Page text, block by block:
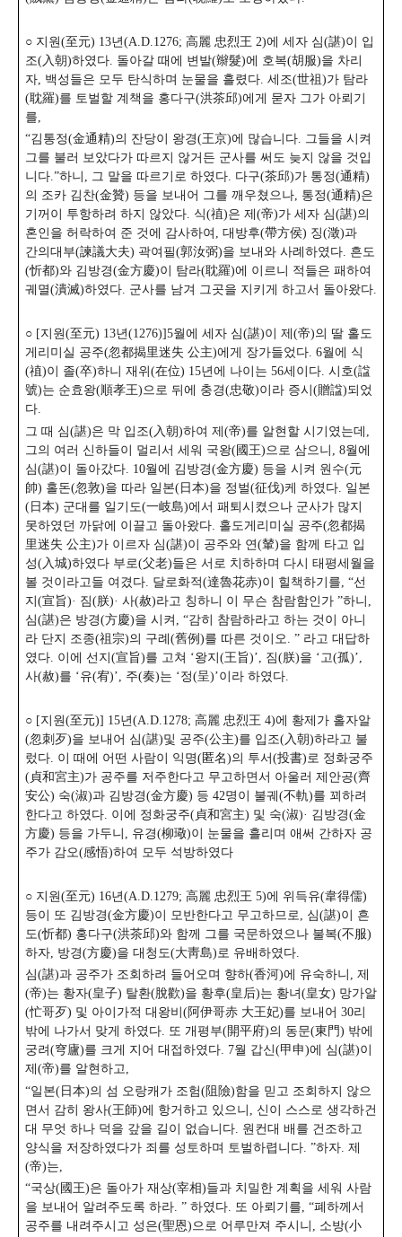
○ 지원(至元) 13년(A.D.1276; 高麗 忠烈王 2)에 세자 심(諶)이 입
조(入朝)하였다. 돌아갈 때에 변발(辮髮)에 호복(胡服)을 차리
자, 백성들은 모두 탄식하며 눈물을 흘렸다. 세조(世祖)가 탐라
(耽羅)를 토벌할 계책을 홍다구(洪茶邱)에게 묻자 그가 아뢰기
를,
“김통정(金通精)의 잔당이 왕경(王京)에 많습니다. 그들을 시켜
그를 불러 보았다가 따르지 않거든 군사를 써도 늦지 않을 것입
니다.”하니, 그 말을 따르기로 하였다. 다구(茶邱)가 통정(通精)
의 조카 김찬(金贊) 등을 보내어 그를 깨우쳤으나, 통정(通精)은
기꺼이 투항하려 하지 않았다. 식(禃)은 제(帝)가 세자 심(諶)의
혼인을 허락하여 준 것에 감사하여, 대방후(帶方侯) 징(澂)과
간의대부(諫議大夫) 곽여필(郭汝弼)을 보내와 사례하였다. 흔도
(忻都)와 김방경(金方慶)이 탐라(耽羅)에 이르니 적들은 패하여
궤멸(潰滅)하였다. 군사를 남겨 그곳을 지키게 하고서 돌아왔다.
○ [지원(至元) 13년(1276)]5월에 세자 심(諶)이 제(帝)의 딸 홀도
게리미실 공주(忽都揭里迷失 公主)에게 장가들었다. 6월에 식
(禃)이 졸(卒)하니 재위(在位) 15년에 나이는 56세이다. 시호(諡
號)는 순효왕(順孝王)으로 뒤에 충경(忠敬)이라 증시(贈諡)되었
다.
그 때 심(諶)은 막 입조(入朝)하여 제(帝)를 알현할 시기였는데,
그의 여러 신하들이 멀리서 세워 국왕(國王)으로 삼으니, 8월에
심(諶)이 돌아갔다. 10월에 김방경(金方慶) 등을 시켜 원수(元
帥) 홀돈(忽敦)을 따라 일본(日本)을 정벌(征伐)케 하였다. 일본
(日本) 군대를 일기도(一岐島)에서 패퇴시켰으나 군사가 많지
못하였던 까닭에 이끌고 돌아왔다. 홀도게리미실 공주(忽都揭
里迷失 公主)가 이르자 심(諶)이 공주와 연(輦)을 함께 타고 입
성(入城)하였다 부로(父老)들은 서로 치하하며 다시 태평세월을
볼 것이라고들 여겼다. 달로화적(達魯花赤)이 힐책하기를, “선
지(宣旨)· 짐(朕)· 사(赦)라고 칭하니 이 무슨 참람함인가 ”하니,
심(諶)은 방경(方慶)을 시켜, “감히 참람하라고 하는 것이 아니
라 단지 조종(祖宗)의 구례(舊例)를 따른 것이오. ” 라고 대답하
였다. 이에 선지(宣旨)를 고쳐 ‘왕지(王旨)’, 짐(朕)을 ‘고(孤)’,
사(赦)를 ‘유(宥)’, 주(奏)는 ‘정(呈)’이라 하였다.
○ [지원(至元)] 15년(A.D.1278; 高麗 忠烈王 4)에 황제가 홀자알
(忽刺歹)을 보내어 심(諶)및 공주(公主)를 입조(入朝)하라고 불
렀다. 이 때에 어떤 사람이 익명(匿名)의 투서(投書)로 정화궁주
(貞和宮主)가 공주를 저주한다고 무고하면서 아울러 제안공(齊
安公) 숙(淑)과 김방경(金方慶) 등 42명이 불궤(不軌)를 꾀하려
한다고 하였다. 이에 정화궁주(貞和宮主) 및 숙(淑)· 김방경(金
方慶) 등을 가두니, 유경(柳璥)이 눈물을 흘리며 애써 간하자 공
주가 감오(感悟)하여 모두 석방하였다
○ 지원(至元) 16년(A.D.1279; 高麗 忠烈王 5)에 위득유(韋得儒)
등이 또 김방경(金方慶)이 모반한다고 무고하므로, 심(諶)이 흔
도(忻都) 홍다구(洪茶邱)와 함께 그를 국문하였으나 불복(不服)
하자, 방경(方慶)을 대청도(大靑島)로 유배하였다.
심(諶)과 공주가 조회하려 들어오며 향하(香河)에 유숙하니, 제
(帝)는 황자(皇子) 탈환(脫歡)을 황후(皇后)는 황녀(皇女) 망가알
(忙哥歹) 및 아이가적 대왕비(阿伊哥赤 大王妃)를 보내어 30리
밖에 나가서 맞게 하였다. 또 개평부(開平府)의 동문(東門) 밖에
궁려(穹廬)를 크게 지어 대접하였다. 7월 갑신(甲申)에 심(諶)이
제(帝)를 알현하고,
“일본(日本)의 섬 오랑캐가 조험(阻險)함을 믿고 조회하지 않으
면서 감히 왕사(王師)에 항거하고 있으니, 신이 스스로 생각하건
대 무엇 하나 덕을 갚을 길이 없습니다. 원컨대 배를 건조하고
양식을 저장하였다가 죄를 성토하며 토벌하렵니다. ”하자. 제
(帝)는,
“국상(國王)은 돌아가 재상(宰相)들과 치밀한 계획을 세워 사람
을 보내어 알려주도록 하라. ” 하였다. 또 아뢰기를, “폐하께서
공주를 내려주시고 성은(聖恩)으로 어루만져 주시니, 소방(小